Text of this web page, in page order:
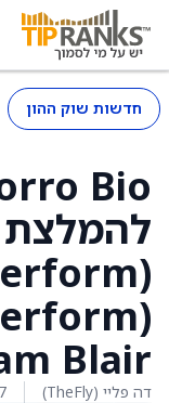
חדשות שוק ההון
להמלצת
Blair
דה פליי (TheFly) 17